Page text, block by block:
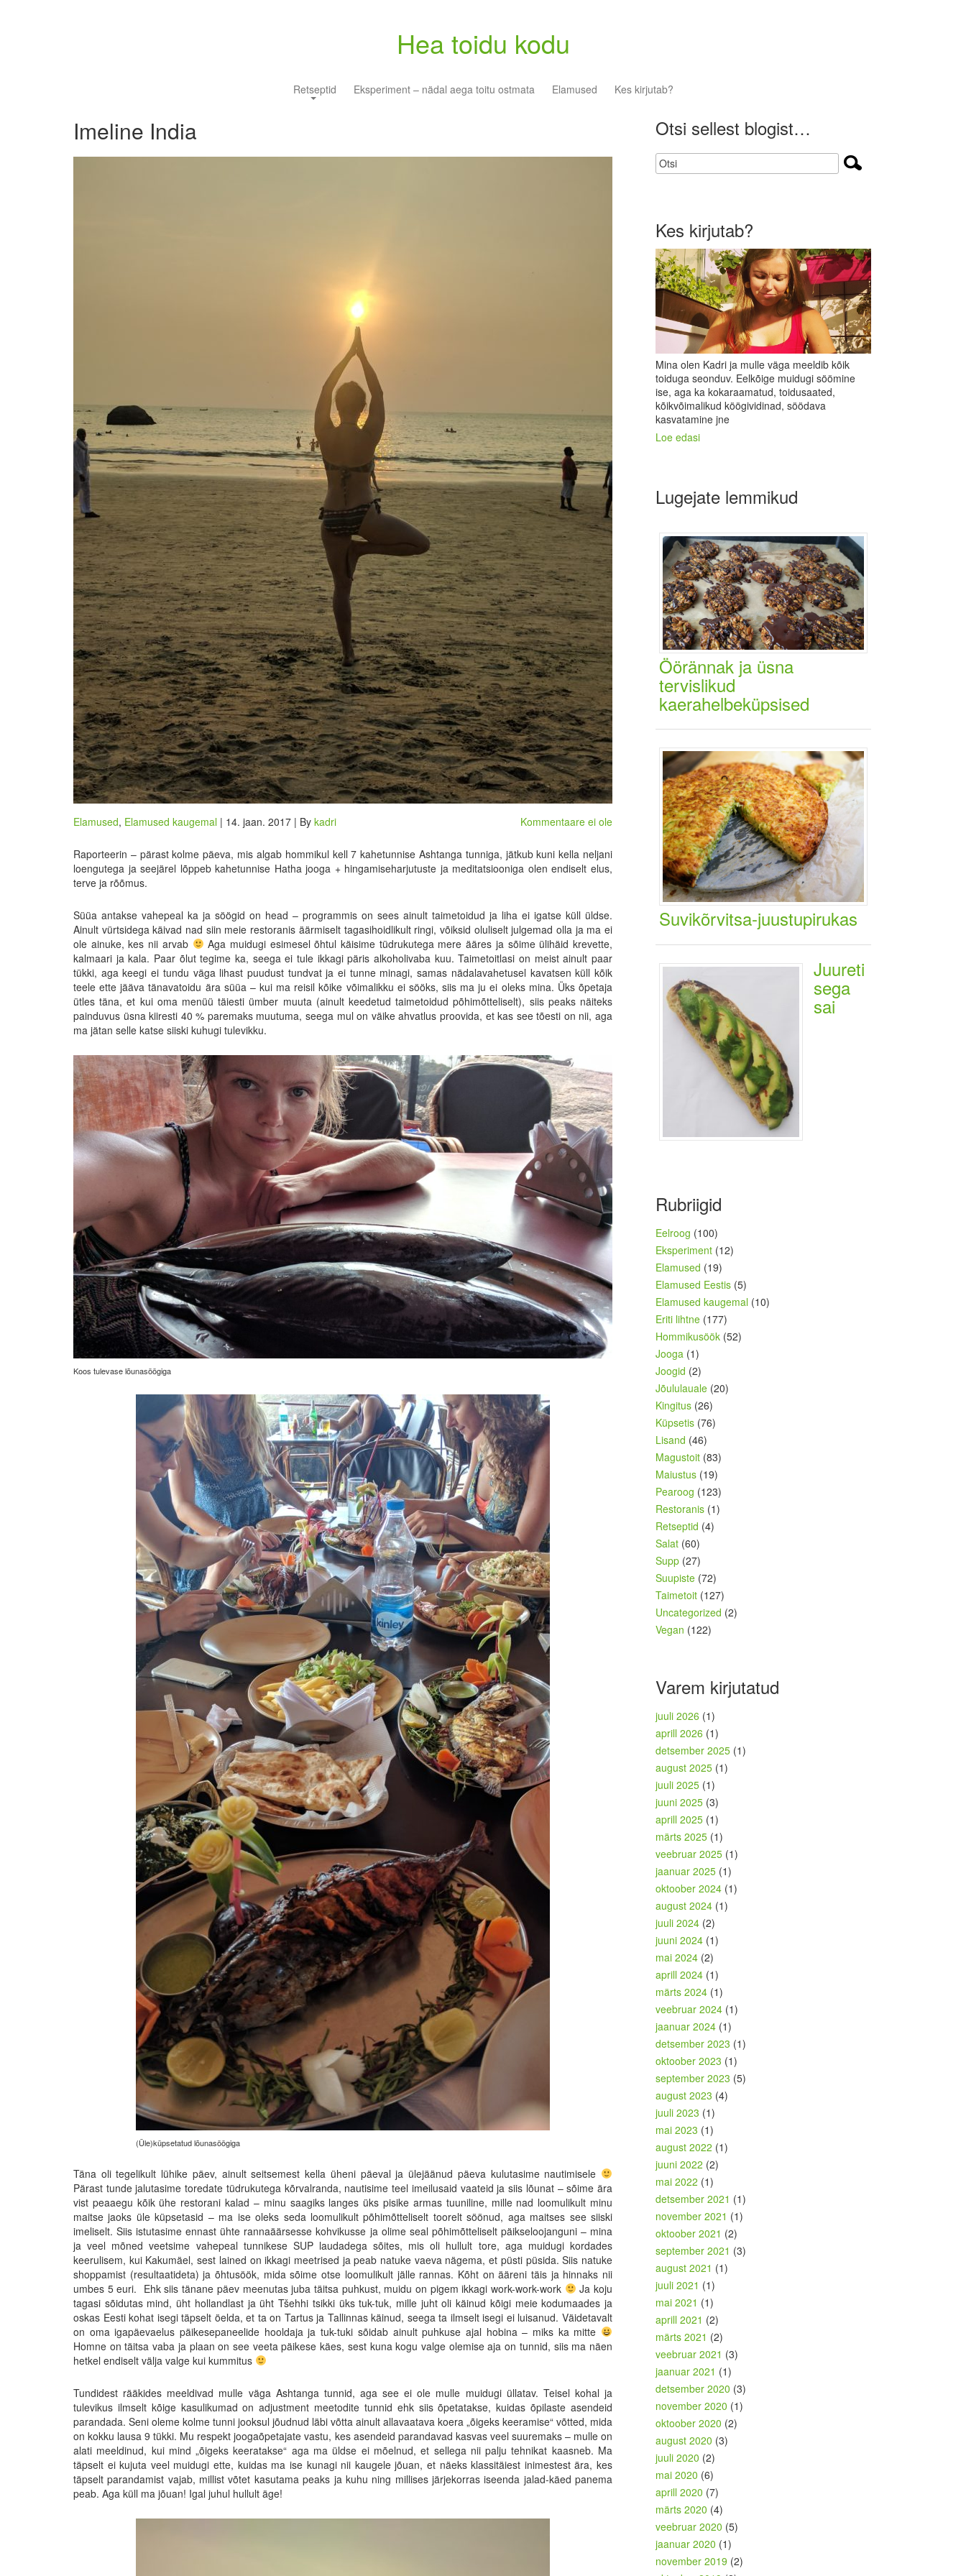
Hea toidu kodu
Retseptid Eksperiment – nädal aega toitu ostmata Elamused Kes kirjutab?
Imeline India
Elamused, Elamused kaugemal | 14. jaan. 2017 | By kadri Kommentaare ei ole
Raporteerin – pärast kolme päeva, mis algab hommikul kell 7 kahetunnise Ashtanga tunniga, jätkub kuni kella neljani
loengutega ja seejärel lõppeb kahetunnise Hatha jooga + hingamiseharjutuste ja meditatsiooniga olen endiselt elus,
terve ja rõõmus.
Süüa antakse vahepeal ka ja söögid on head – programmis on sees ainult taimetoidud ja liha ei igatse küll üldse.
Ainult vürtsidega käivad nad siin meie restoranis äärmiselt tagasihoidlikult ringi, võiksid oluliselt julgemad olla ja ma ei
ole ainuke, kes nii arvab
Aga muidugi esimesel õhtul käisime tüdrukutega mere ääres ja sõime ülihäid krevette,
kalmaari ja kala. Paar õlut tegime ka, seega ei tule ikkagi päris alkoholivaba kuu. Taimetoitlasi on meist ainult paar
tükki, aga keegi ei tundu väga lihast puudust tundvat ja ei tunne minagi, samas nädalavahetusel kavatsen küll kõik
teele ette jääva tänavatoidu ära süüa – kui ma reisil kõike võimalikku ei sööks, siis ma ju ei oleks mina. Üks õpetaja
ütles täna, et kui oma menüü täiesti ümber muuta (ainult keedetud taimetoidud põhimõtteliselt), siis peaks näiteks
painduvus üsna kiiresti 40 % paremaks muutuma, seega mul on väike ahvatlus proovida, et kas see tõesti on nii, aga
ma jätan selle katse siiski kuhugi tulevikku.
Koos tulevase lõunasöögiga
(Üle)küpsetatud lõunasöögiga
Täna oli tegelikult lühike päev, ainult seitsemest kella üheni päeval ja ülejäänud päeva kulutasime nautimisele
Pärast tunde jalutasime toredate tüdrukutega kõrvalranda, nautisime teel imeilusaid vaateid ja siis lõunat – sõime ära
vist peaaegu kõik ühe restorani kalad – minu saagiks langes üks pisike armas tuuniline, mille nad loomulikult minu
maitse jaoks üle küpsetasid – ma ise oleks seda loomulikult põhimõtteliselt toorelt söönud, aga maitses see siiski
imeliselt. Siis istutasime ennast ühte rannaäärsesse kohvikusse ja olime seal põhimõtteliselt päikseloojanguni – mina
ja veel mõned veetsime vahepeal tunnikese SUP laudadega sõites, mis oli hullult tore, aga muidugi kordades
keerulisem, kui Kakumäel, sest lained on ikkagi meetrised ja peab natuke vaeva nägema, et püsti püsida. Siis natuke
shoppamist (resultaatideta) ja õhtusöök, mida sõime otse loomulikult jälle rannas. Kõht on ääreni täis ja hinnaks nii
umbes 5 euri. Ehk siis tänane päev meenutas juba täitsa puhkust, muidu on pigem ikkagi work-work-work
Ja koju
tagasi sõidutas mind, üht hollandlast ja üht Tšehhi tsikki üks tuk-tuk, mille juht oli käinud kõigi meie kodumaades ja
oskas Eesti kohat isegi täpselt öelda, et ta on Tartus ja Tallinnas käinud, seega ta ilmselt isegi ei luisanud. Väidetavalt
on oma igapäevaelus päikesepaneelide hooldaja ja tuk-tuki sõidab ainult puhkuse ajal hobina – miks ka mitte
Homne on täitsa vaba ja plaan on see veeta päikese käes, sest kuna kogu valge olemise aja on tunnid, siis ma näen
hetkel endiselt välja valge kui kummitus
Tundidest rääkides meeldivad mulle väga Ashtanga tunnid, aga see ei ole mulle muidugi üllatav. Teisel kohal ja
tulevikus ilmselt kõige kasulikumad on adjustment meetodite tunnid ehk siis õpetatakse, kuidas õpilaste asendeid
parandada. Seni oleme kolme tunni jooksul jõudnud läbi võtta ainult allavaatava koera „õigeks keeramise“ võtted, mida
on kokku lausa 9 tükki. Mu respekt joogaõpetajate vastu, kes asendeid parandavad kasvas veel suuremaks – mulle on
alati meeldinud, kui mind „õigeks keeratakse“ aga ma üldse ei mõelnud, et sellega nii palju tehnikat kaasneb. Ma
täpselt ei kujuta veel muidugi ette, kuidas ma ise kunagi nii kaugele jõuan, et näeks klassitäiest inimestest ära, kes
täpselt parandamist vajab, millist võtet kasutama peaks ja kuhu ning millises järjekorras iseenda jalad-käed panema
peab. Aga küll ma jõuan! Igal juhul hullult äge!
Otsi sellest blogist…
Kes kirjutab?
Mina olen Kadri ja mulle väga meeldib kõik
toiduga seonduv. Eelkõige muidugi söömine
ise, aga ka kokaraamatud, toidusaated,
kõikvõimalikud köögividinad, söödava
kasvatamine jne
Loe edasi
Lugejate lemmikud
Öörännak ja üsna
tervislikud
kaerahelbeküpsised
Suvikõrvitsa-juustupirukas
Juureti
sega
sai
Rubriigid
Eelroog (100)
Eksperiment (12)
Elamused (19)
Elamused Eestis (5)
Elamused kaugemal (10)
Eriti lihtne (177)
Hommikusöök (52)
Jooga (1)
Joogid (2)
Jõululauale (20)
Kingitus (26)
Küpsetis (76)
Lisand (46)
Magustoit (83)
Maiustus (19)
Pearoog (123)
Restoranis (1)
Retseptid (4)
Salat (60)
Supp (27)
Suupiste (72)
Taimetoit (127)
Uncategorized (2)
Vegan (122)
Varem kirjutatud
juuli 2026 (1)
aprill 2026 (1)
detsember 2025 (1)
august 2025 (1)
juuli 2025 (1)
juuni 2025 (3)
aprill 2025 (1)
märts 2025 (1)
veebruar 2025 (1)
jaanuar 2025 (1)
oktoober 2024 (1)
august 2024 (1)
juuli 2024 (2)
juuni 2024 (1)
mai 2024 (2)
aprill 2024 (1)
märts 2024 (1)
veebruar 2024 (1)
jaanuar 2024 (1)
detsember 2023 (1)
oktoober 2023 (1)
september 2023 (5)
august 2023 (4)
juuli 2023 (1)
mai 2023 (1)
august 2022 (1)
juuni 2022 (2)
mai 2022 (1)
detsember 2021 (1)
november 2021 (1)
oktoober 2021 (2)
september 2021 (3)
august 2021 (1)
juuli 2021 (1)
mai 2021 (1)
aprill 2021 (2)
märts 2021 (2)
veebruar 2021 (3)
jaanuar 2021 (1)
detsember 2020 (3)
november 2020 (1)
oktoober 2020 (2)
august 2020 (3)
juuli 2020 (2)
mai 2020 (6)
aprill 2020 (7)
märts 2020 (4)
veebruar 2020 (5)
jaanuar 2020 (1)
november 2019 (2)